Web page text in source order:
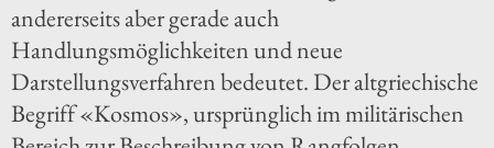
andererseits aber gerade auch
Handlungsmöglichkeiten und neue
Darstellungsverfahren bedeutet. Der altgriechische
Begriff «Kosmos», ursprünglich im militärischen